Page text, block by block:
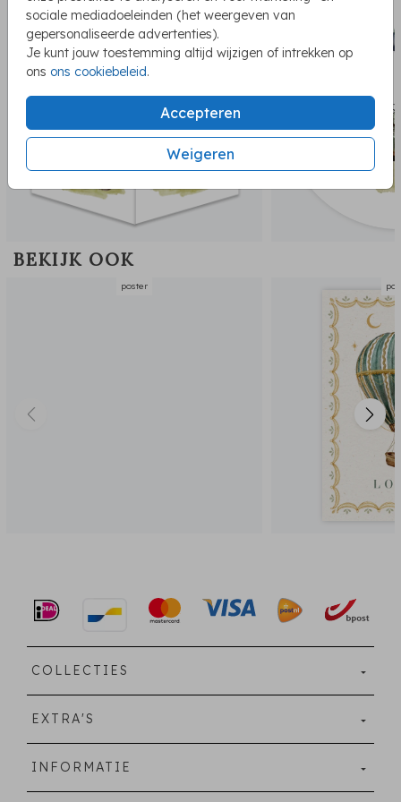
sociale mediadoeleinden (het weergeven van
gepersonaliseerde advertenties).
Je kunt jouw toestemming altijd wijzigen of intrekken op
ons ons cookiebeleid.
Accepteren
Weigeren
BEKIJK OOK
poster
COLLECTIES
EXTRA'S
INFORMATIE